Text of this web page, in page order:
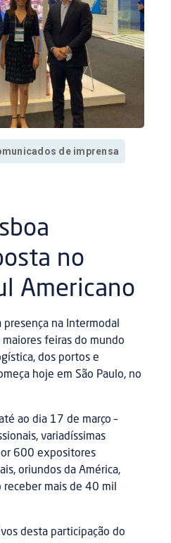
de imprensa
no
Americano
presença na Intermodal
feiras do mundo
dos portos e
hoje em São Paulo, no
ao dia 17 de março –
variadíssimas
600 expositores
oriundos da América,
receber mais de 40 mil
desta participação do